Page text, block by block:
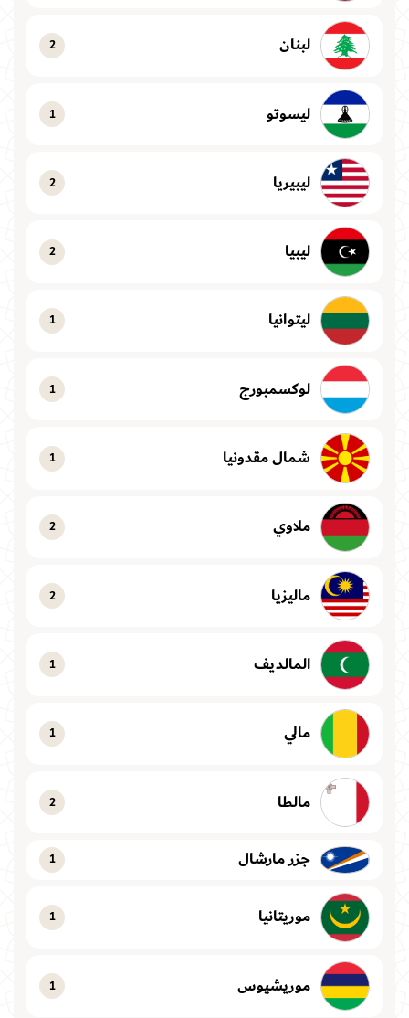
لبنان 2
ليسوتو 1
ليبيريا 2
ليبيا 2
ليتوانيا 1
لوكسمبورج 1
شمال مقدونيا 1
ملاوي 2
ماليزيا 2
المالديف 1
مالي 1
مالطا 2
جزر مارشال 1
موريتانيا 1
موريشيوس 1